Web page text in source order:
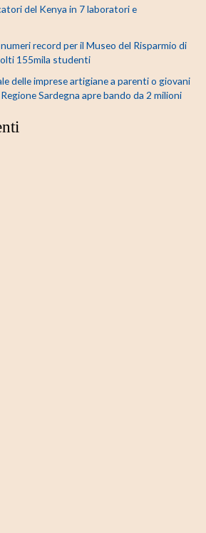
del Kenya in 7 laboratori e
record per il Museo del Risparmio di
155mila studenti
delle imprese artigiane a parenti o giovani
Sardegna apre bando da 2 milioni